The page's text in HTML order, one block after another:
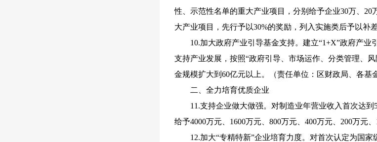
性、示范性名单的重大产业项目，分别给予企业30万、
大产业项目，先行予以30%的奖励，列入实施类后予以补
10.加大政府产业引导基金支持。建立“1+X”政府产
支持产业发展，按照“政府引导、市场运作、分类管理、
金规模扩大到60亿元以上。（责任单位：区财政局、各基
二、全力培育优质企业
11.支持企业做大做强。对制造业年营业收入首次达
给予4000万元、1600万元、800万元、400万元、200万元
12.加大“专精特新”企业培育力度。对首次认定为国